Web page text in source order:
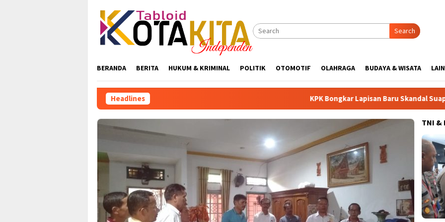
content
Search
BERANDA BERITA HUKUM & KRIMINAL POLITIK OTOMOTIF OLAHRAGA BUDAYA & WISATA
Headlines KPK Bongkar Lapisan Baru Skandal Suap Pajak:
TNI &